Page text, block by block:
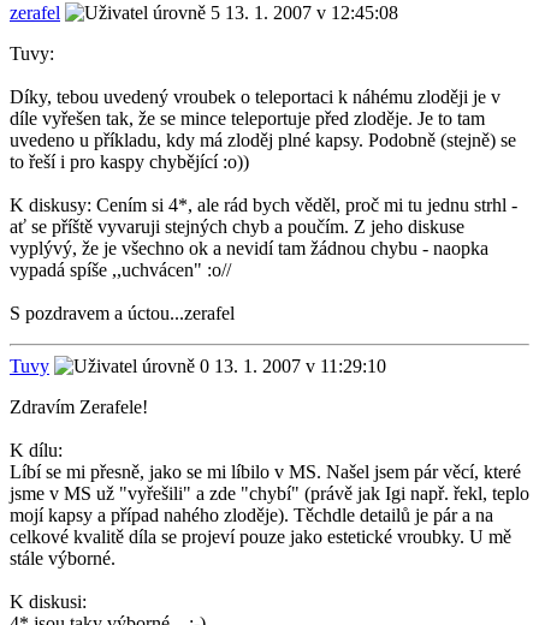
zerafel
13. 1. 2007 v 12:45:08
Tuvy:
Díky, tebou uvedený vroubek o teleportaci k náhému zloději je v
díle vyřešen tak, že se mince teleportuje před zloděje. Je to tam
uvedeno u příkladu, kdy má zloděj plné kapsy. Podobně (stejně) se
to řeší i pro kaspy chybějící :o))
K diskusy: Cením si 4*, ale rád bych věděl, proč mi tu jednu strhl -
ať se příště vyvaruji stejných chyb a poučím. Z jeho diskuse
vyplývý, že je všechno ok a nevidí tam žádnou chybu - naopka
vypadá spíše ,,uchvácen" :o//
S pozdravem a úctou...zerafel
Tuvy
13. 1. 2007 v 11:29:10
Zdravím Zerafele!
K dílu:
Líbí se mi přesně, jako se mi líbilo v MS. Našel jsem pár věcí, které
jsme v MS už "vyřešili" a zde "chybí" (právě jak Igi např. řekl, teplo
mojí kapsy a případ nahého zloděje). Těchdle detailů je pár a na
celkové kvalitě díla se projeví pouze jako estetické vroubky. U mě
stále výborné.
K diskusi: